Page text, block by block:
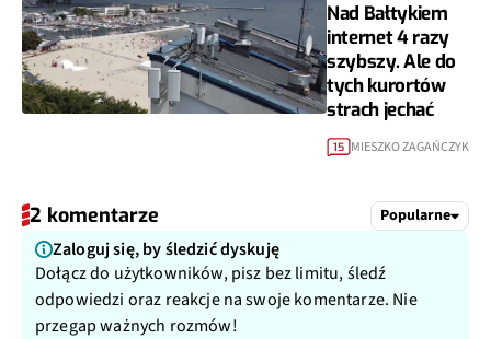
Nad Bałtykiem
internet 4 razy
szybszy. Ale do
tych kurortów
strach jechać
15 MIESZKO ZAGAŃCZYK
2 komentarze Popularne
Zaloguj się, by śledzić dyskuję
Dołącz do użytkowników, pisz bez limitu, śledź
odpowiedzi oraz reakcje na swoje komentarze. Nie
przegap ważnych rozmów!